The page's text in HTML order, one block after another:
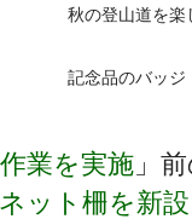
秋の登山道を楽
記念品のバッジ
業を実施 」
ット柵を新